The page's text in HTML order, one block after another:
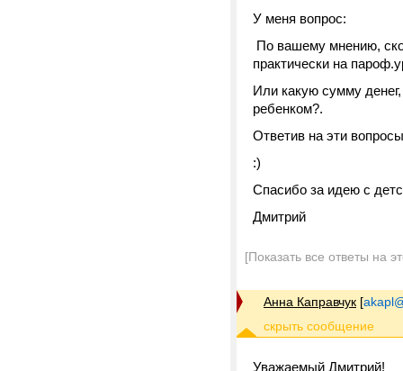
У меня вопрос:
По вашему мнению,
практически на
Или какую сумму
ребенком?.
Ответив на эти
:)
Спасибо за идею с
Дмитрий
[Показать все ответы на
Анна Каправчук [
Уважаемый Дмитрий!